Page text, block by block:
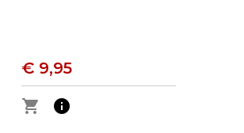
€ 9,95
shopping_cart
info